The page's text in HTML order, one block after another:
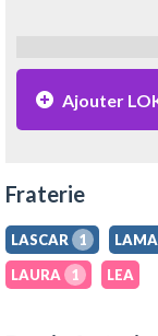
Ajouter
Fraterie
LASCAR 1 LAMA
LAURA
1 LEA